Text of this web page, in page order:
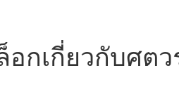
กเกี่ยวกับศตว